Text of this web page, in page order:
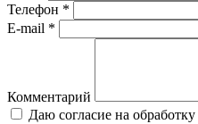
Телефон *
E-mail *
Комментарий
Даю согласие на